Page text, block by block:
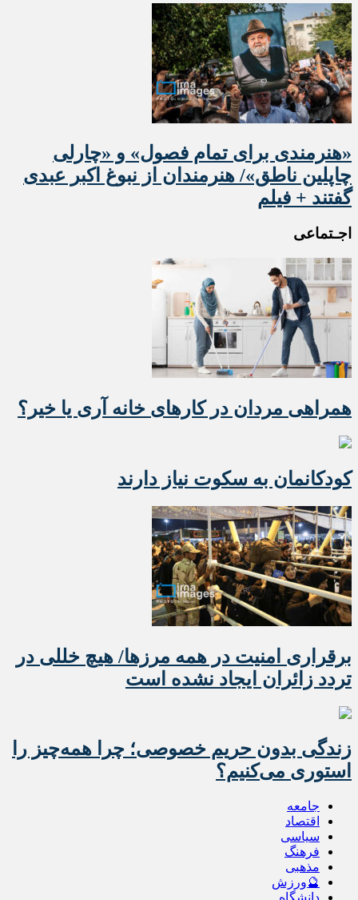
«هنرمندی برای تمام فصول» و «چارلی
چاپلین ناطق»/ هنرمندان از نبوغ اکبر عبدی
گفتند + فیلم
اجـتماعی
همراهی مردان در کارهای خانه آری یا خیر؟
کودکانمان به سکوت نیاز دارند
برقراری امنیت در همه مرزها/ هیچ‌ خللی در
تردد زائران ایجاد نشده است
زندگی بدون حریم خصوصی؛ چرا همه‌چیز را
استوری می‌کنیم؟
جامعه
اقتصاد
سیاسی
فرهنگ
مذهبی
🔮ورزش